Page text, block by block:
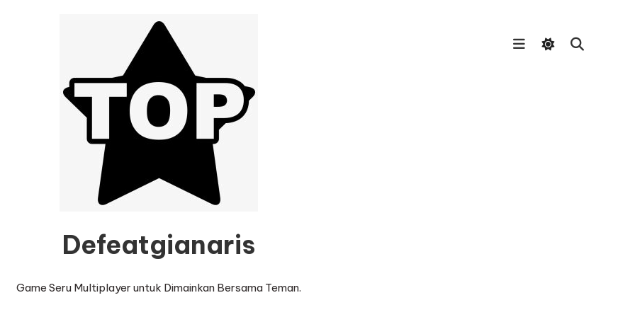
Defeatgianaris
Game Seru Multiplayer untuk Dimainkan Bersama Teman.